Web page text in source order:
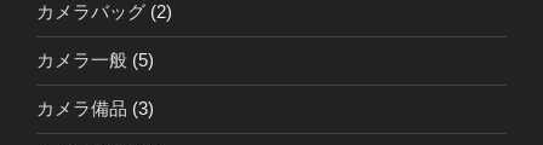
カメラバッグ (2)
カメラ一般 (5)
カメラ備品 (3)